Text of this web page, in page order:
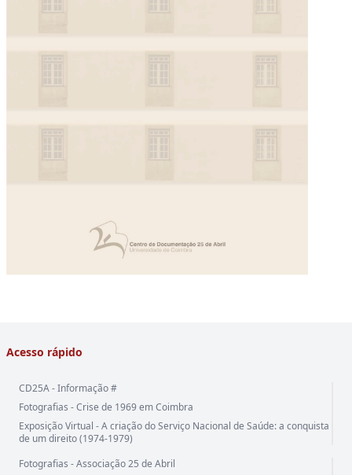
Acesso rápido
CD25A - Informação #
Fotografias - Crise de 1969 em Coimbra
Exposição Virtual - A criação do Serviço Nacional de Saúde: a conquista
de um direito (1974-1979)
Fotografias - Associação 25 de Abril